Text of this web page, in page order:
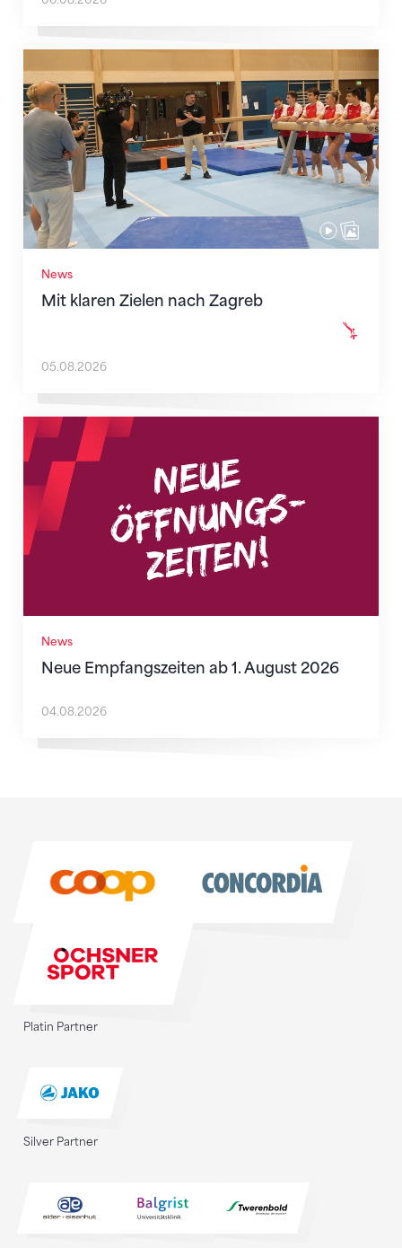
News
Mit klaren Zielen nach Zagreb
Mit klaren Zielen nach Zagreb
05.08.2026
News
Neue Empfangszeiten ab 1. August 2026
Neue Empfangszeiten ab 1. August 2026
04.08.2026
Platin Partner
Silver Partner